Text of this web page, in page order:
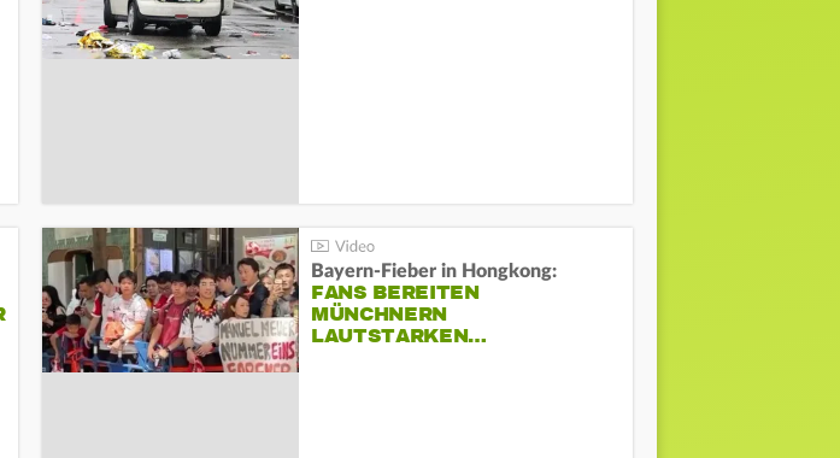
Bayern-Fieber in Hongkong:
FANS BEREITEN
MÜNCHNERN
LAUTSTARKEN…